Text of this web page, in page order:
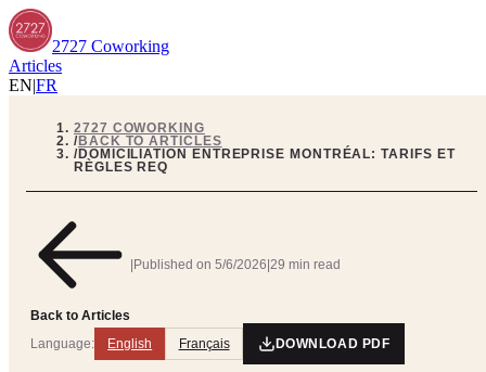
2727 Coworking
Articles
EN|FR
2727 COWORKING
/BACK TO ARTICLES
/DOMICILIATION ENTREPRISE MONTRÉAL: TARIFS ET
RÈGLES REQ
Back to Articles
|Published on 5/6/2026|29 min read
Language: English Français DOWNLOAD PDF